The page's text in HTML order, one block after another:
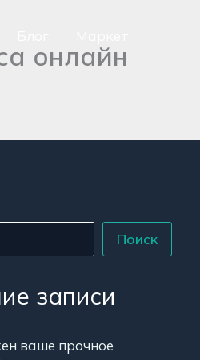
онлайн
Поиск
записи
ваше прочное